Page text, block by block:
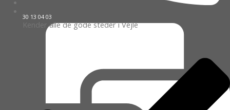
30 13 04 03
Kender alle de gode steder i Vejle